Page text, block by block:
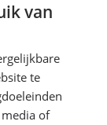
met anderen
van
te
of